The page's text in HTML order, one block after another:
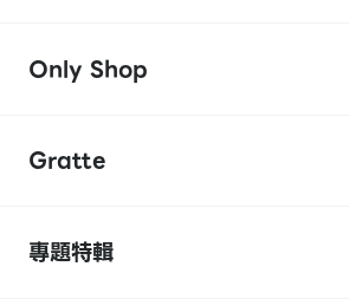
Only Shop
Gratte
專題特輯